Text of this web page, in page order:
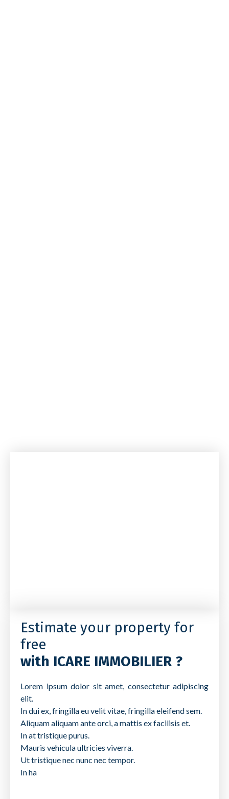
Estimate your property for
free
with ICARE IMMOBILIER ?
Lorem ipsum dolor sit amet, consectetur adipiscing
elit.
In dui ex, fringilla eu velit vitae, fringilla eleifend sem.
Aliquam aliquam ante orci, a mattis ex facilisis et.
In at tristique purus.
Mauris vehicula ultricies viverra.
Ut tristique nec nunc nec tempor.
In ha